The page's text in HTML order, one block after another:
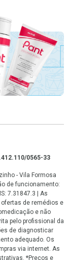
0565-33
- Vila Formosa
de funcionamento:
7.31847.3 | As
de remédios e
e não
pelo profissional da
de diagnosticar
adequado. Os
via internet. As
*Preços e